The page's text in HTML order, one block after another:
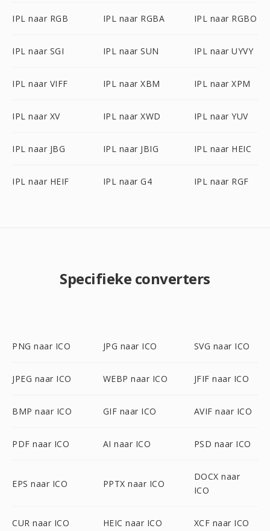
IPL naar RGB IPL naar RGBA IPL naar RGBO
IPL naar SGI IPL naar SUN IPL naar UYVY
IPL naar VIFF IPL naar XBM IPL naar XPM
IPL naar XV IPL naar XWD IPL naar YUV
IPL naar JBG IPL naar JBIG IPL naar HEIC
IPL naar HEIF IPL naar G4 IPL naar RGF
Specifieke converters
PNG naar ICO JPG naar ICO SVG naar ICO
JPEG naar ICO WEBP naar ICO JFIF naar ICO
BMP naar ICO GIF naar ICO AVIF naar ICO
PDF naar ICO AI naar ICO PSD naar ICO
EPS naar ICO PPTX naar ICO
DOCX naar
ICO
CUR naar ICO HEIC naar ICO XCF naar ICO